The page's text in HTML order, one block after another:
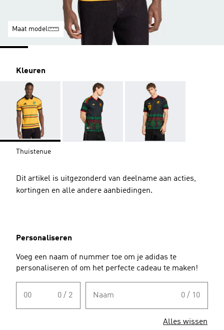
Maat model
Kleuren
Thuistenue
Dit artikel is uitgezonderd van deelname aan acties,
kortingen en alle andere aanbiedingen.
Personaliseren
Voeg een naam of nummer toe om je adidas te
personaliseren of om het perfecte cadeau te maken!
00 0 / 2 Naam 0 / 10
Alles wissen